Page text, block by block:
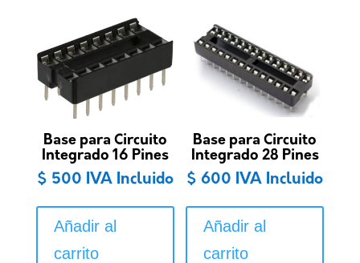
Base para Circuito
Integrado 16 Pines
$ 500 IVA Incluido
Añadir al
carrito
Base para Circuito
Integrado 28 Pines
$ 600 IVA Incluido
Añadir al
carrito